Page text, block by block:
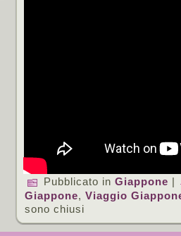
Pubblicato in Giappone
Giappone, Viaggio
sono chiusi